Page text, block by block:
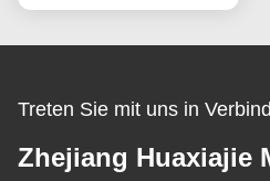
Treten Sie mit uns in
Zhejiang Huaxiajie